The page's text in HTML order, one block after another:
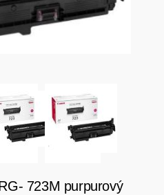
KARTY
A MYŠI
723M purpurový